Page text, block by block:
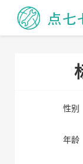
性别
年龄